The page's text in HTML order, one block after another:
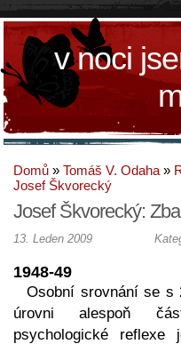
v noci
Domů » Tomáš V. Odaha »
Josef Škvorecký
Josef Škvorecký:
13. Leden 2009
1948-49
Osobní srovnání se s
úrovni alespoň
psychologické